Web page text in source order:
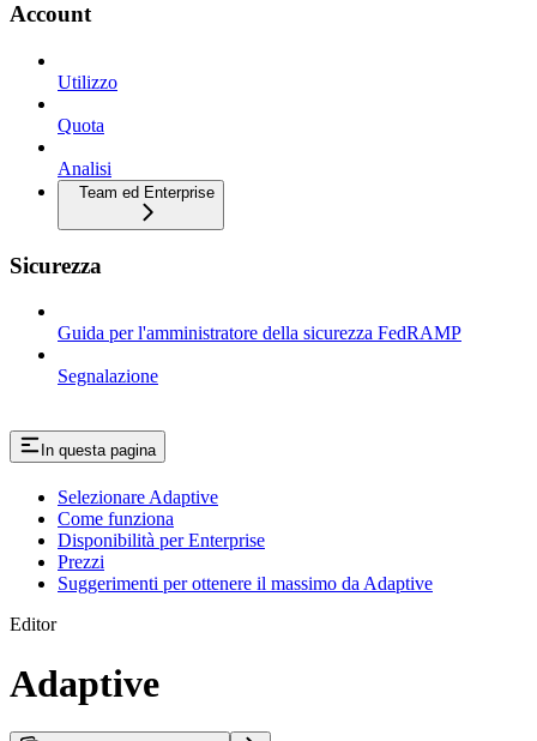
Account
Utilizzo
Quota
Analisi
Team ed Enterprise
Sicurezza
Guida per l'amministratore della sicurezza FedRAMP
Segnalazione
In questa pagina
Selezionare Adaptive
Come funziona
Disponibilità per Enterprise
Prezzi
Suggerimenti per ottenere il massimo da Adaptive
Editor
Adaptive